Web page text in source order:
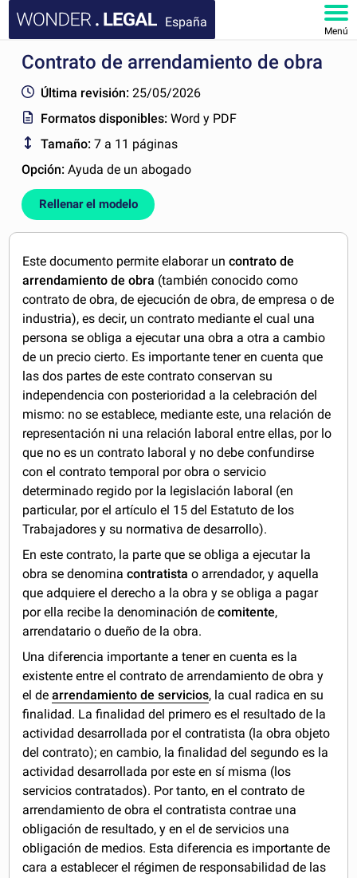
España
Menú
INICIO
DOCUMENTOS
FAQ
MI CUENTA
Contrato de arrendamiento de obra
Última revisión: 25/05/2026
Formatos disponibles:Word y PDF
Tamaño: 7 a 11 páginas
Opción:Ayuda de un abogado
Rellenar el modelo
Este documento permite elaborar uncontrato de
arrendamiento de obra (también conocido como
contrato de obra, de ejecución de obra, de empresa o de
industria), es decir, un contrato mediante el cual una
persona se obliga a ejecutar una obra a otra a cambio
de un precio cierto. Es importante tener en cuenta que
las dos partes de este contrato conservan su
independencia con posterioridad a la celebración del
mismo: no se establece, mediante este, una relación de
representación ni una relación laboral entre ellas, por lo
que no es un contrato laboral y no debe confundirse
con el contrato temporal por obra o servicio
determinado regido por la legislación laboral (en
particular, por el artículo el 15 del Estatuto de los
Trabajadores y su normativa de desarrollo).
En este contrato, la parte que se obliga a ejecutar la
obra se denominacontratista o arrendador, y aquella
que adquiere el derecho a la obra y se obliga a pagar
por ella recibe la denominación decomitente,
arrendatario o dueño de la obra.
Una diferencia importante a tener en cuenta es la
existente entre el contrato de arrendamiento de obra y
el dearrendamiento de servicios, la cual radica en su
finalidad. La finalidad del primero es el resultado de la
actividad desarrollada por el contratista (la obra objeto
del contrato); en cambio, la finalidad del segundo es la
actividad desarrollada por este en sí misma (los
servicios contratados). Por tanto, en el contrato de
arrendamiento de obra el contratista contrae una
obligación de resultado, y en el de servicios una
obligación de medios. Esta diferencia es importante de
cara a establecer el régimen de responsabilidad de las